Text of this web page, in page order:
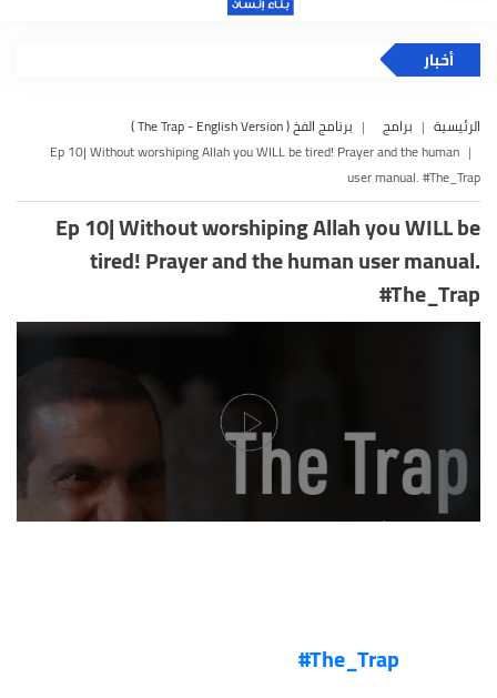
أخبار
الرئيسية برامج
برنامج الفخ ( The Trap - English Version )
Ep 10| Without worshiping Allah you WILL be tired! Prayer and the human
user manual. #The_Trap
Ep 10| Without worshiping Allah you WILL be
tired! Prayer and the human user manual.
#The_Trap
#The_Trap